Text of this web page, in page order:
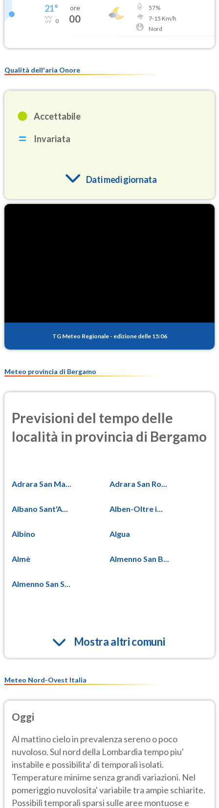
21°
0
ore
00
57%
7-15 Km/h
Nord
Qualità dell'aria Onore
Accettabile
Invariata
Dati medi giornata
PM25
TG Meteo Regionale - edizione delle 15:06
Meteo provincia di Bergamo
Previsioni del tempo delle
località in provincia di Bergamo
Adrara San Ma... Adrara San Ro...
Albano Sant'A... Alben-Oltre i...
Albino Algua
Almè Almenno San B...
Almenno San S...
Mostra altri comuni
Meteo Nord-Ovest Italia
Oggi
Al mattino cielo in prevalenza sereno o poco
nuvoloso. Sul nord della Lombardia tempo piu'
instabile e possibilita' di temporali isolati.
Temperature minime senza grandi variazioni. Nel
pomeriggio nuvolosita' variabile tra ampie schiarite.
Possibili temporali sparsi sulle aree montuose e